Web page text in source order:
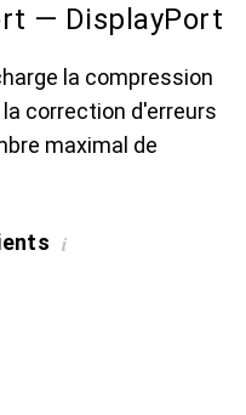
— DisplayPort
la compression
la correction d'erreurs
maximal de
i